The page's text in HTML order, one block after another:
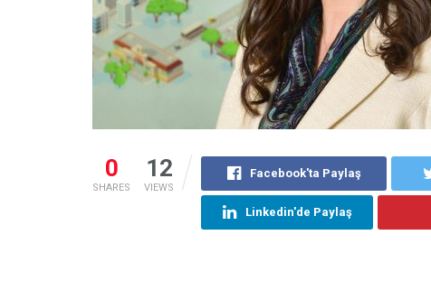
0
SHARES
12
VIEWS
Facebook'ta Paylaş
Linkedin'de Paylaş